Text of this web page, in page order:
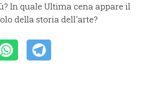
In quale Ultima cena appare il
della storia dell'arte?